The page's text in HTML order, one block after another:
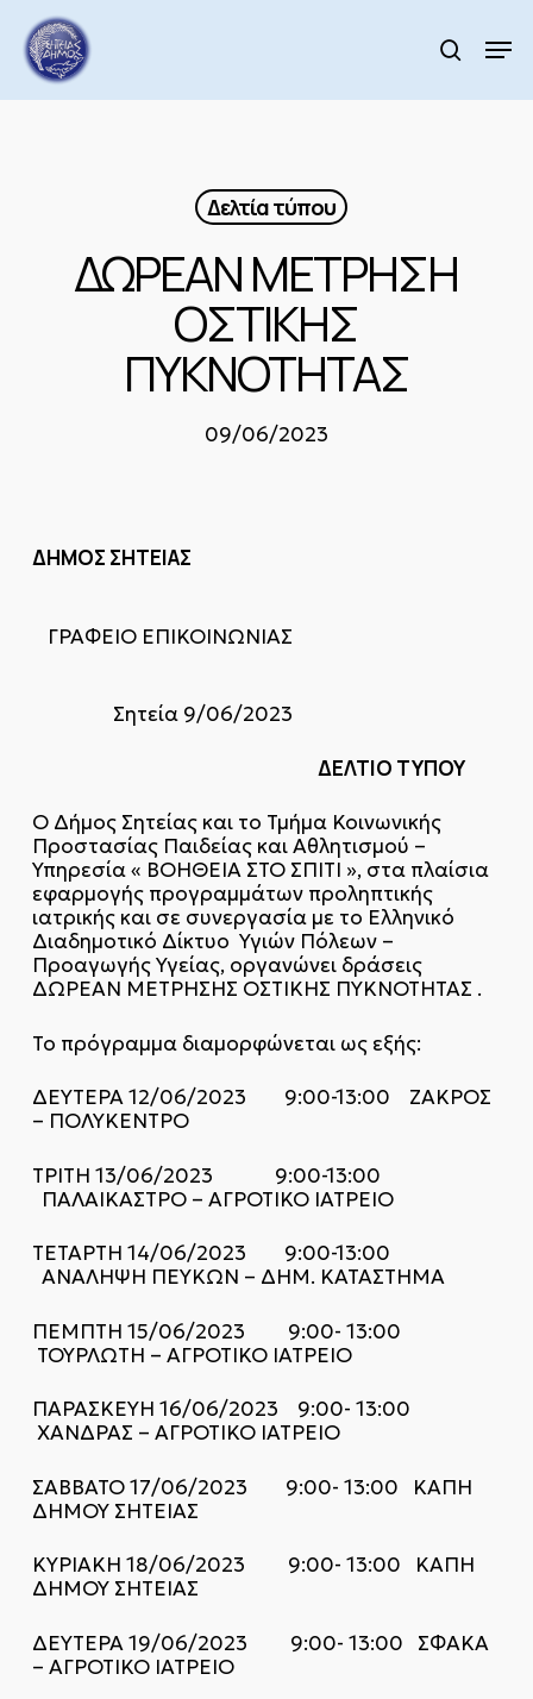
main
content
search
Δελτία τύπου
ΔΩΡΕΑΝ ΜΕΤΡΗΣΗ
ΟΣΤΙΚΗΣ
ΠΥΚΝΟΤΗΤΑΣ
09/06/2023
ΔΗΜΟΣ ΣΗΤΕΙΑΣ
ΓΡΑΦΕΙΟ ΕΠΙΚΟΙΝΩΝΙΑΣ
Σητεία 9/06/2023
ΔΕΛΤΙΟ ΤΥΠΟΥ
Ο Δήμος Σητείας και το Τμήμα Κοινωνικής
Προστασίας Παιδείας και Αθλητισμού –
Υπηρεσία « ΒΟΗΘΕΙΑ ΣΤΟ ΣΠΙΤΙ », στα πλαίσια
εφαρμογής προγραμμάτων προληπτικής
ιατρικής και σε συνεργασία με το Ελληνικό
Διαδημοτικό Δίκτυο Υγιών Πόλεων –
Προαγωγής Υγείας, οργανώνει δράσεις
ΔΩΡΕΑΝ ΜΕΤΡΗΣΗΣ ΟΣΤΙΚΗΣ ΠΥΚΝΟΤΗΤΑΣ .
Το πρόγραμμα διαμορφώνεται ως εξής:
ΔΕΥΤΕΡΑ 12/06/2023 9:00-13:00 ΖΑΚΡΟΣ
– ΠΟΛΥΚΕΝΤΡΟ
ΤΡΙΤΗ 13/06/2023 9:00-13:00
ΠΑΛΑΙΚΑΣΤΡΟ – ΑΓΡΟΤΙΚΟ ΙΑΤΡΕΙΟ
ΤΕΤΑΡΤΗ 14/06/2023 9:00-13:00
ΑΝΑΛΗΨΗ ΠΕΥΚΩΝ – ΔΗΜ. ΚΑΤΑΣΤΗΜΑ
ΠΕΜΠΤΗ 15/06/2023 9:00- 13:00
ΤΟΥΡΛΩΤΗ – ΑΓΡΟΤΙΚΟ ΙΑΤΡΕΙΟ
ΠΑΡΑΣΚΕΥΗ 16/06/2023 9:00- 13:00
ΧΑΝΔΡΑΣ – ΑΓΡΟΤΙΚΟ ΙΑΤΡΕΙΟ
ΣΑΒΒΑΤΟ 17/06/2023 9:00- 13:00 ΚΑΠΗ
ΔΗΜΟΥ ΣΗΤΕΙΑΣ
ΚΥΡΙΑΚΗ 18/06/2023 9:00- 13:00 ΚΑΠΗ
ΔΗΜΟΥ ΣΗΤΕΙΑΣ
ΔΕΥΤΕΡΑ 19/06/2023 9:00- 13:00 ΣΦΑΚΑ
– ΑΓΡΟΤΙΚΟ ΙΑΤΡΕΙΟ
Menu